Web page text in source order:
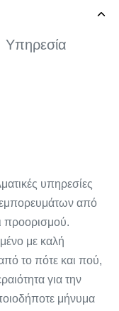
Υπηρεσία
υπηρεσίες
από
προορισμού.
με καλή
το πότε και πού,
για την
μήνυμα